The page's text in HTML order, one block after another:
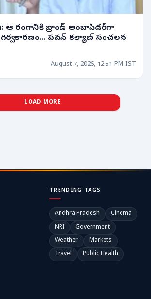
ఆ రంగానికి బ్రాండ్ అంబాసిడర్‌గా
August 7, 2026, 12:51 PM IST
LOAD MORE
TRENDING TAGS
Andhra Pradesh
Cinema
NRI
Government
Weather
Markets
Travel
Public Health